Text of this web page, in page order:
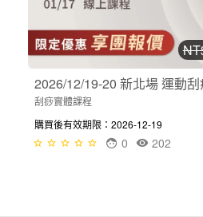
2026/12/19-20 新北場 運動刮
刮痧實體課程
購買後有效期限：2026-12-19
202
0